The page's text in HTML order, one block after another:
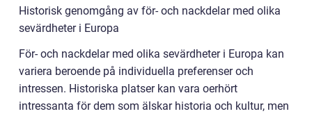
Historisk genomgång av för- och nackdelar med olika
sevärdheter i Europa
För- och nackdelar med olika sevärdheter i Europa kan
variera beroende på individuella preferenser och
intressen. Historiska platser kan vara oerhört
intressanta för dem som älskar historia och kultur, men